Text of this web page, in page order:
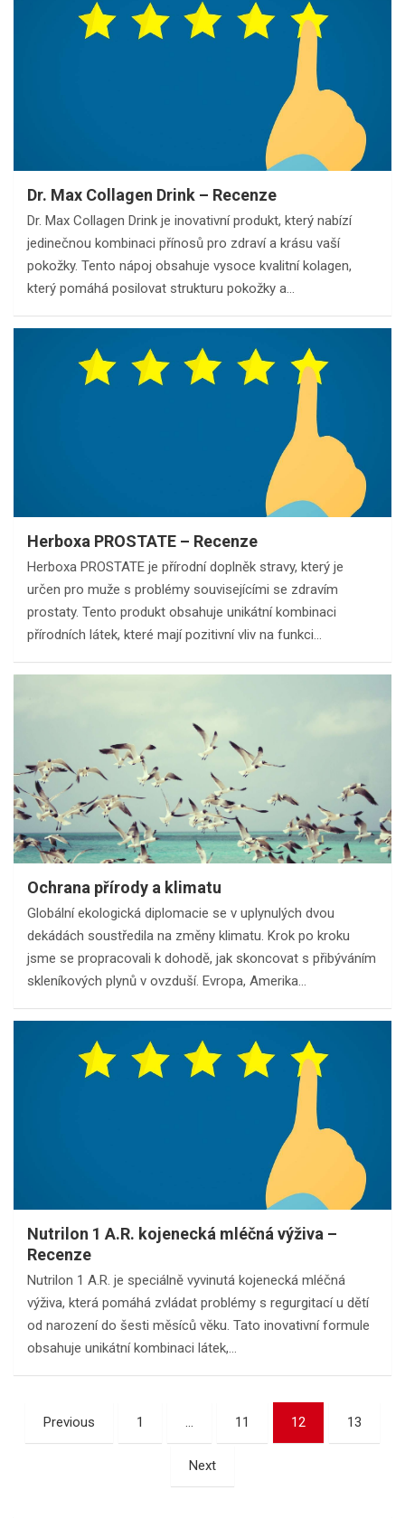
Dr. Max Collagen Drink – Recenze
Dr. Max Collagen Drink je inovativní produkt, který nabízí
jedinečnou kombinaci přínosů pro zdraví a krásu vaší
pokožky. Tento nápoj obsahuje vysoce kvalitní kolagen,
který pomáhá posilovat strukturu pokožky a…
Herboxa PROSTATE – Recenze
Herboxa PROSTATE je přírodní doplněk stravy, který je
určen pro muže s problémy souvisejícími se zdravím
prostaty. Tento produkt obsahuje unikátní kombinaci
přírodních látek, které mají pozitivní vliv na funkci…
Ochrana přírody a klimatu
Globální ekologická diplomacie se v uplynulých dvou
dekádách soustředila na změny klimatu. Krok po kroku
jsme se propracovali k dohodě, jak skoncovat s přibýváním
skleníkových plynů v ovzduší. Evropa, Amerika…
Nutrilon 1 A.R. kojenecká mléčná výživa –
Recenze
Nutrilon 1 A.R. je speciálně vyvinutá kojenecká mléčná
výživa, která pomáhá zvládat problémy s regurgitací u dětí
od narození do šesti měsíců věku. Tato inovativní formule
obsahuje unikátní kombinaci látek,…
Stránkování
příspěvků
Previous 1 … 11 12 13
Next